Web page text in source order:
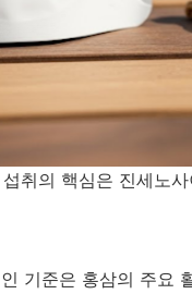
취의 핵심은 진세노
기준은 홍삼의 주요